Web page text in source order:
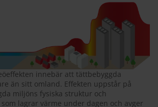
innebär att tättbebyggda
än sitt omland. Effekten uppstår på
miljöns fysiska struktur och
lagrar värme under dagen och avger